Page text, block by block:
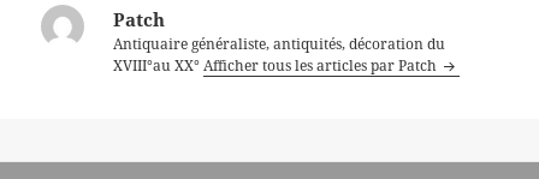
Patch
Antiquaire généraliste, antiquités, décoration du
XVIII°au XX°Afficher tous les articles par Patch